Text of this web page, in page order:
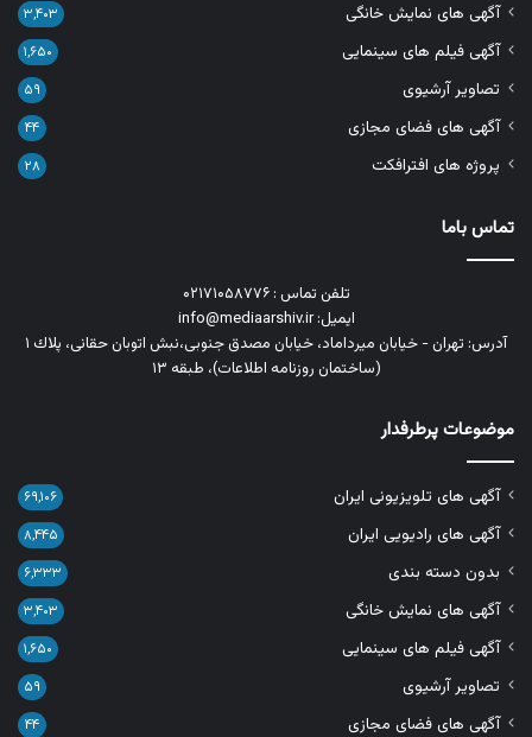
آگهی های نمایش خانگی ۳,۴۰۳
آگهی فیلم های سینمایی ۱,۶۵۰
تصاویر آرشیوی ۵۹
آگهی های فضای مجازی ۴۴
پروژه های افترافکت ۲۸
تماس باما
تلفن تماس : ۰۲۱۷۱۰۵۸۷۷۶
ایمیل: info@mediaarshiv.ir
آدرس: تهران - خیابان میرداماد، خیابان مصدق جنوبی،نبش اتوبان حقانی، پلاك ١
(ساختمان روزنامه اطلاعات)، طبقه ۱۳
موضوعات پرطرفدار
آگهی های تلویزیونی ایران ۶۹,۱۰۶
آگهی های رادیویی ایران ۸,۴۴۵
بدون دسته بندی ۶,۳۳۳
آگهی های نمایش خانگی ۳,۴۰۳
آگهی فیلم های سینمایی ۱,۶۵۰
تصاویر آرشیوی ۵۹
آگهی های فضای مجازی ۴۴